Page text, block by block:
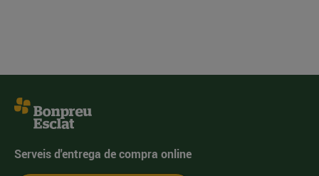
Serveis d'entrega de compra online